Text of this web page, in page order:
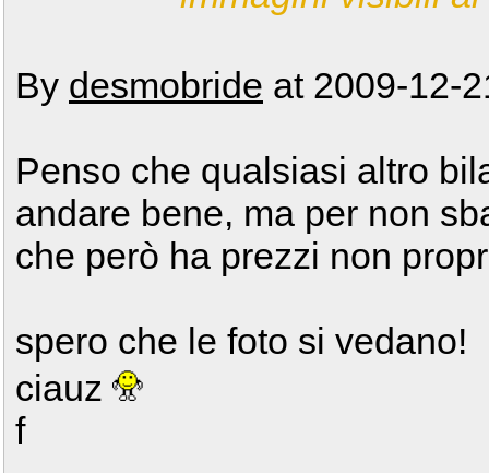
By desmobride at 2009-12-
Penso che qualsiasi altro
andare bene, ma per non
che però ha prezzi non
spero che le foto si vedano!
ciauz
f